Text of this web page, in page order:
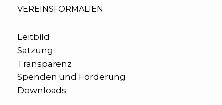
VEREINSFORMALIEN
Leitbild
Satzung
Transparenz
Spenden und Förderung
Downloads